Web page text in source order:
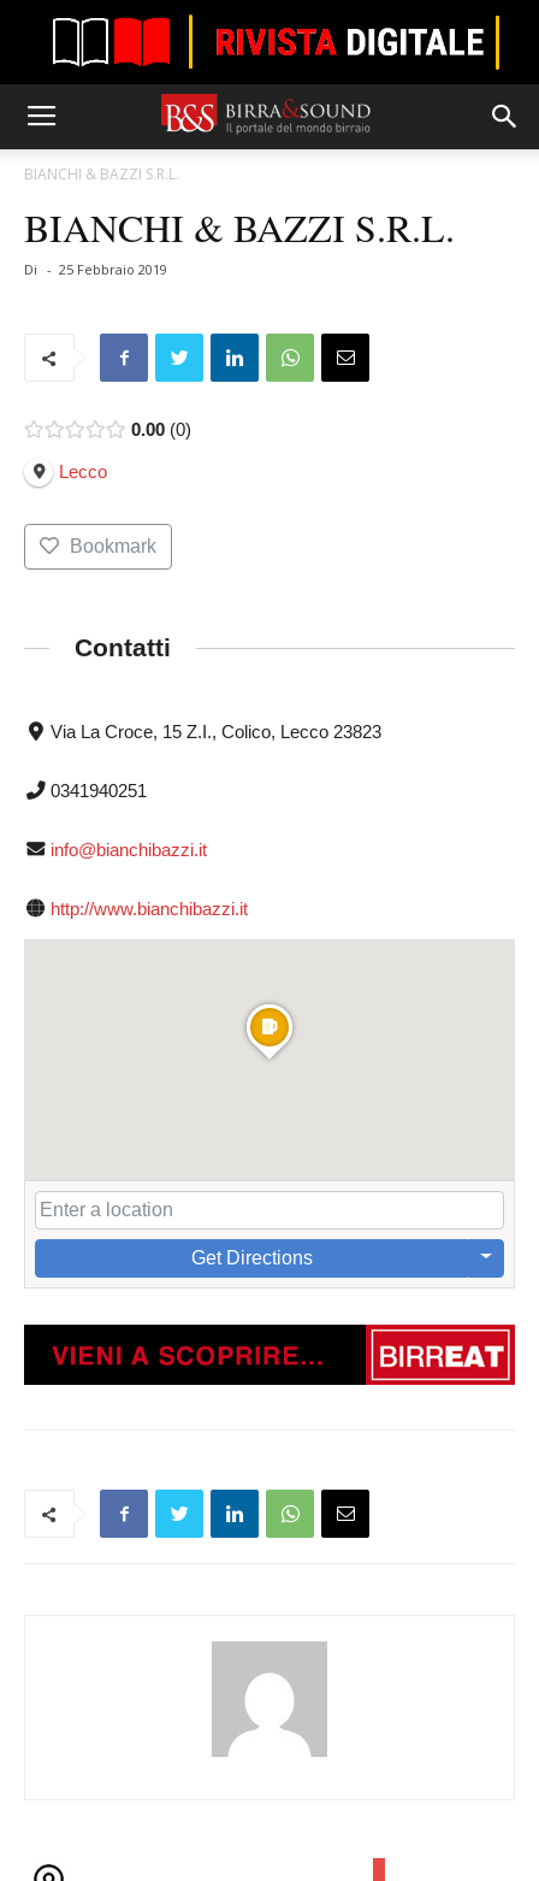
BIANCHI & BAZZI S.R.L.
BIANCHI & BAZZI S.R.L.
Di - 25 Febbraio 2019
0.00 0
Lecco
Bookmark
Contatti
Via La Croce, 15 Z.I., Colico, Lecco 23823
0341940251
info@bianchibazzi.it
http://www.bianchibazzi.it
Get Directions